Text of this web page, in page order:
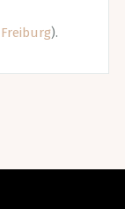
Freiburg).